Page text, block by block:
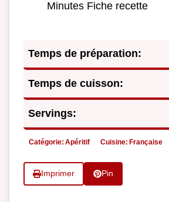
Minutes Fiche recette
Temps de préparation:
Temps de cuisson:
Servings:
Catégorie: Apéritif Cuisine: Française
Imprimer Pin